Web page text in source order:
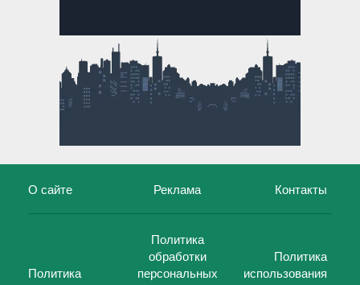
О сайте Реклама Контакты
Политика
Политика
обработки
персональных
Политика
использования